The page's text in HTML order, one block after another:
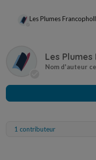
Les Plumes
Les
1 contributeur